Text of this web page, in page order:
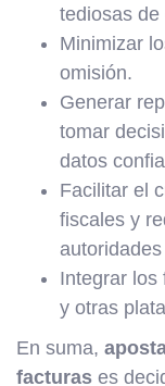
tediosas de
Minimizar
omisión.
Generar
tomar
datos
Facilitar el
fiscales y
Integrar los
y otras
En suma,
facturas es